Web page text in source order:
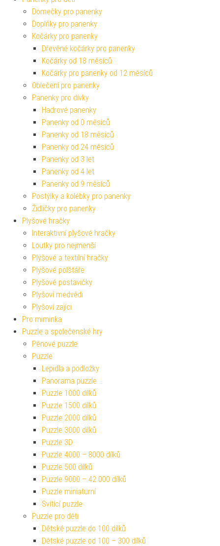
Domečky pro panenky
Doplňky pro panenky
Kočárky pro panenky
Dřevěné kočárky pro panenky
Kočárky od 18 měsíců
Kočárky pro panenky od 12 měsíců
Oblečení pro panenky
Panenky pro dívky
Hadrové panenky
Panenky od 0 měsíců
Panenky od 18 měsíců
Panenky od 24 měsíců
Panenky od 3 let
Panenky od 4 let
Panenky od 9 měsíců
Postýlky a kolébky pro panenky
Židličky pro panenky
Plyšové hračky
Interaktivní plyšové hračky
Loutky pro nejmenší
Plyšové a textilní hračky
Plyšové polštáře
Plyšové postavičky
Plyšoví medvědi
Plyšoví zajíci
Pro miminka
Puzzle a společenské hry
Pěnové puzzle
Puzzle
Lepidla a podložky
Panorama puzzle
Puzzle 1000 dílků
Puzzle 1500 dílků
Puzzle 2000 dílků
Puzzle 3000 dílků
Puzzle 3D
Puzzle 4000 – 8000 dílků
Puzzle 500 dílků
Puzzle 9000 – 42 000 dílků
Puzzle miniaturní
Svítící puzzle
Puzzle pro děti
Dětské puzzle do 100 dílků
Dětské puzzle od 100 – 300 dílků